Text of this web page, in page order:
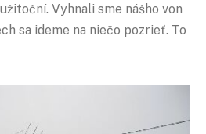
Vyhnali sme nášho von
sa ideme na niečo pozrieť. To